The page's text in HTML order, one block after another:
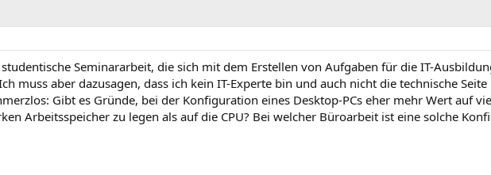
Seminararbeit, die sich mit dem Erstellen von Aufgaben für die IT-
muss aber dazusagen, dass ich kein IT-Experte bin und auch nicht die technische Seite
Gibt es Gründe, bei der Konfiguration eines Desktop-PCs eher mehr Wert auf
Arbeitsspeicher zu legen als auf die CPU? Bei welcher Büroarbeit ist eine solche